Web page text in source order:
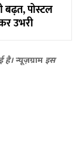
पोस्टल
उभरी
है।न्यूज़ग्राम इस